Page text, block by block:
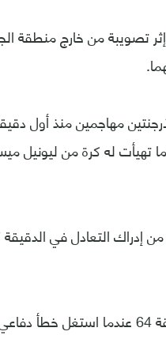
دي ماريا إثر تصويبة من خارج
مهاجمين منذ أول
من تسجيل الهدف الثاني في الدقيقة 48 عندما
وأضاف كيليان مبابي الهدف الثالث لفرنسا في